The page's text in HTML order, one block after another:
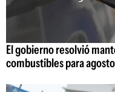
El gobierno resolvió
combustibles para agosto